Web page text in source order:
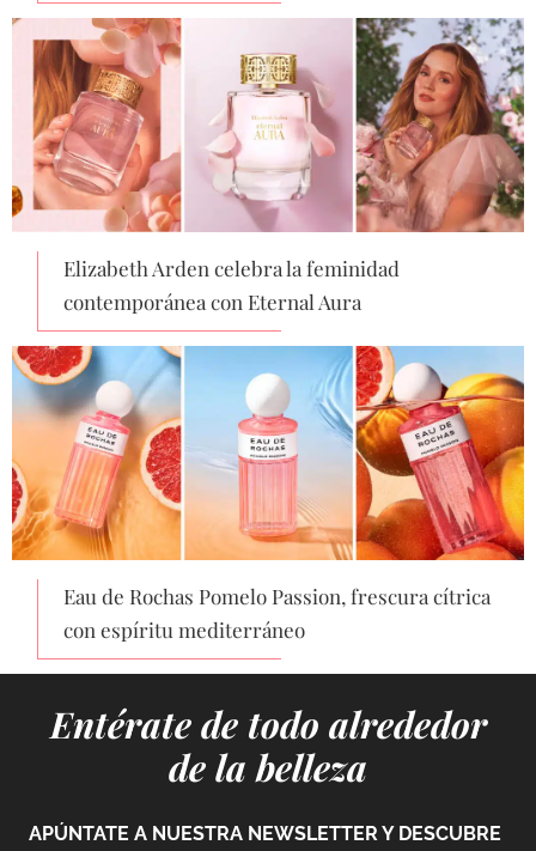
Elizabeth Arden celebra la feminidad
contemporánea con Eternal Aura
Eau de Rochas Pomelo Passion, frescura cítrica
con espíritu mediterráneo
Entérate de todo alrededor
de la belleza
APÚNTATE A NUESTRA NEWSLETTER Y DESCUBRE